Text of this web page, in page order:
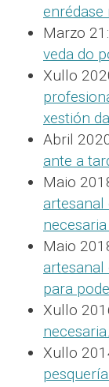
Marzo 21:
veda do
Xullo
xestión
Abril
ante a
Maio
artesanal
Maio
artesanal
para
Xullo
Xullo